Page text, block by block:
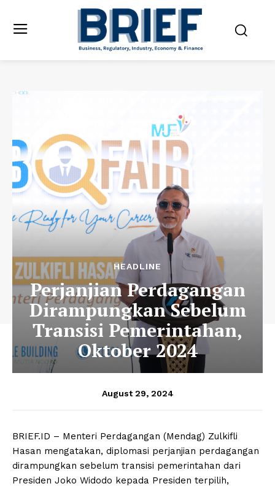
HEADLINE
Perjanjian Perdagangan
Dirampungkan Sebelum
Transisi Pemerintahan,
Oktober 2024
August 29, 2024
BRIEF.ID – Menteri Perdagangan (Mendag) Zulkifli
Hasan mengatakan, diplomasi perjanjian perdagangan
dirampungkan sebelum transisi pemerintahan dari
Presiden Joko Widodo kepada Presiden terpilih,